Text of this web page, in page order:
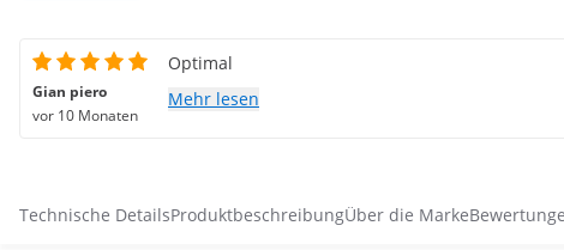
Gian piero
vor 10 Monaten
Optimal
Mehr lesen
Technische DetailsProduktbeschreibungÜber die Marke